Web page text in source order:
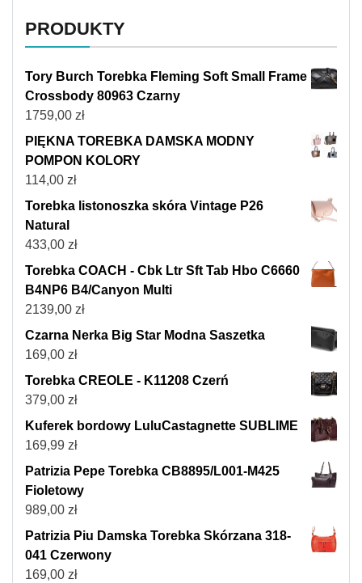
PRODUKTY
Tory Burch Torebka Fleming Soft Small Frame
Crossbody 80963 Czarny
1759,00 zł
PIĘKNA TOREBKA DAMSKA MODNY
POMPON KOLORY
114,00 zł
Torebka listonoszka skóra Vintage P26
Natural
433,00 zł
Torebka COACH - Cbk Ltr Sft Tab Hbo C6660
B4NP6 B4/Canyon Multi
2139,00 zł
Czarna Nerka Big Star Modna Saszetka
169,00 zł
Torebka CREOLE - K11208 Czerń
379,00 zł
Kuferek bordowy LuluCastagnette SUBLIME
169,99 zł
Patrizia Pepe Torebka CB8895/L001-M425
Fioletowy
989,00 zł
Patrizia Piu Damska Torebka Skórzana 318-
041 Czerwony
169,00 zł